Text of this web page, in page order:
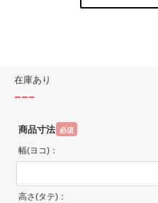
在庫あり
---
商品寸法 必須
幅(ヨコ)：
高さ(タテ)：